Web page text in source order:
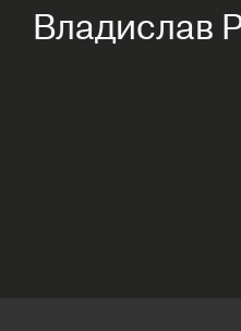
Владислав